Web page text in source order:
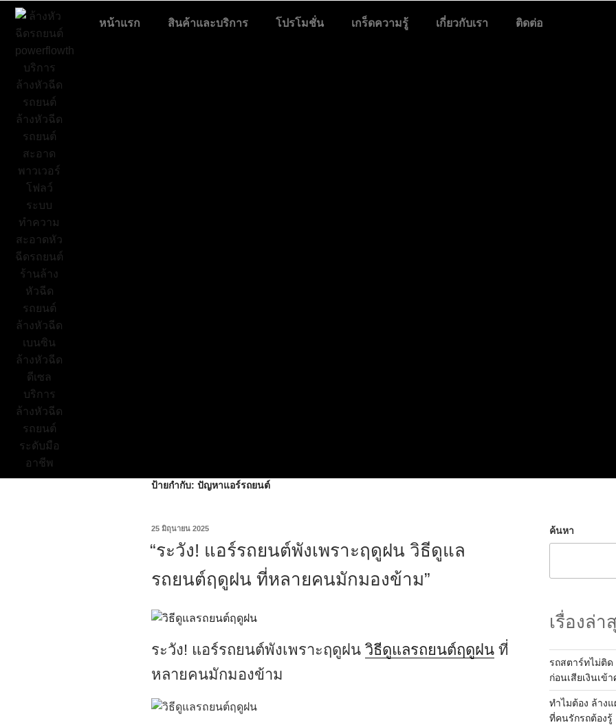
หน้าแรก สินค้าและบริการ โปรโมชั่น เกร็ดความรู้ เกี่ยวกับเรา ติดต่อ
ป้ายกำกับ: ปัญหาแอร์รถยนต์
25 มิถุนายน 2025
“ระวัง! แอร์รถยนต์พังเพราะฤดูฝน วิธีดูแล
รถยนต์ฤดูฝน ที่หลายคนมักมองข้าม”
ระวัง! แอร์รถยนต์พังเพราะฤดูฝน วิธีดูแลรถยนต์ฤดูฝน ที่
หลายคนมักมองข้าม
ค้นหา
เรื่องล่า
รถสตาร์ทไม่ติด
ก่อนเสียเงินเข้
ทำไมต้อง ล้าง
ที่คนรักรถต้องรู้